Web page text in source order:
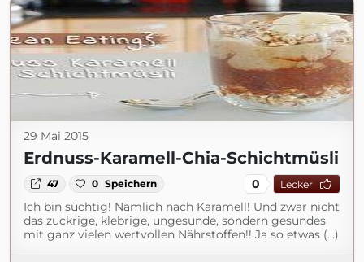
29 Mai 2015
Erdnuss-Karamell-Chia-Schichtmüsli
47 0 Speichern 0 Lecker
Ich bin süchtig! Nämlich nach Karamell! Und zwar nicht
das zuckrige, klebrige, ungesunde, sondern gesundes
mit ganz vielen wertvollen Nährstoffen!! Ja so etwas (...)